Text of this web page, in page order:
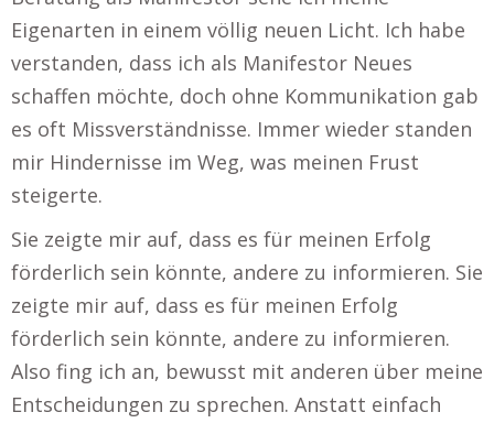
Eigenarten in einem völlig neuen Licht. Ich habe
verstanden, dass ich als Manifestor Neues
schaffen möchte, doch ohne Kommunikation gab
es oft Missverständnisse. Immer wieder standen
mir Hindernisse im Weg, was meinen Frust
steigerte.
Sie zeigte mir auf, dass es für meinen Erfolg
förderlich sein könnte, andere zu informieren. Sie
zeigte mir auf, dass es für meinen Erfolg
förderlich sein könnte, andere zu informieren.
Also fing ich an, bewusst mit anderen über meine
Entscheidungen zu sprechen. Anstatt einfach